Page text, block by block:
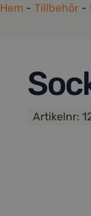
Hem - Tillbehör -
Artikelnr: